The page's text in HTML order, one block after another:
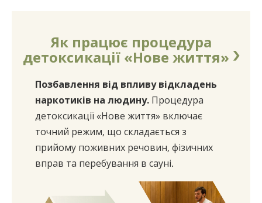
Як працює процедура
детоксикації «Нове життя»
Позбавлення від впливу відкладень
наркотиків на людину. Процедура
детоксикації «Нове життя» включає
точний режим, що складається з
прийому поживних речовин, фізичних
вправ та перебування в сауні.